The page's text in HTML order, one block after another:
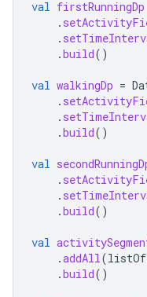
val firstRunningDp
.
.
.build()
val walkingDp =
.
.
.build()
val
.
.
.build()
val
.addAll(listOf
.build()